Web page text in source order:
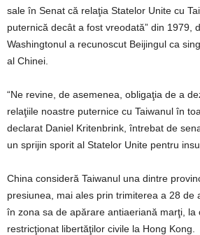
sale în Senat că relaţia Statelor Unite cu
puternică decât a fost vreodată” din 1979,
Washingtonul a recunoscut Beijingul ca
al Chinei.
“Ne revine, de asemenea, obligaţia de a
relaţiile noastre puternice cu Taiwanul în
declarat Daniel Kritenbrink, întrebat de
un sprijin sporit al Statelor Unite pentru
China consideră Taiwanul una dintre
presiunea, mai ales prin trimiterea a 28 de
în zona sa de apărare antiaeriană marţi, la
restricţionat libertăţilor civile la Hong Kong.